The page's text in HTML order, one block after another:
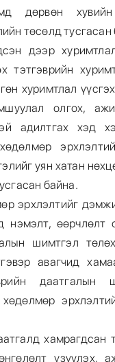
дөрвөн
төсөлд тусгасан
дээр
тэтгэврийн
хуримтлал
олгох,
адилтгах хэд
уян хатан
байна.
эрхлэлтийг
нэмэлт, өөрчлөлт
шимтгэл
авагчид
даатгалын
хамрагдсан
үзүүлэх,